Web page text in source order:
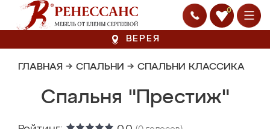
0
ВЕРЕЯ
ГЛАВНАЯ → СПАЛЬНИ → СПАЛЬНИ КЛАССИКА
Спальня "Престиж"